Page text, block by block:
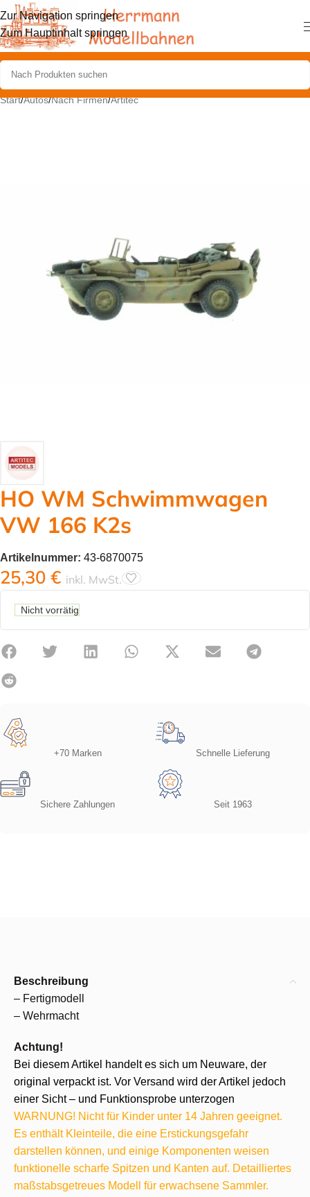
Zur Navigation springen
Zum Hauptinhalt springen
Start/Autos/Nach Firmen/Artitec
HO WM Schwimmwagen
VW 166 K2s
Artikelnummer: 43-6870075
25,30 € inkl. MwSt.
Nicht vorrätig
+70 Marken Schnelle Lieferung
Sichere Zahlungen Seit 1963
Beschreibung
– Fertigmodell
– Wehrmacht
Achtung!
Bei diesem Artikel handelt es sich um Neuware, der
original verpackt ist. Vor Versand wird der Artikel jedoch
einer Sicht – und Funktionsprobe unterzogen
WARNUNG! Nicht für Kinder unter 14 Jahren geeignet.
Es enthält Kleinteile, die eine Erstickungsgefahr
darstellen können, und einige Komponenten weisen
funktionelle scharfe Spitzen und Kanten auf. Detailliertes
maßstabsgetreues Modell für erwachsene Sammler.